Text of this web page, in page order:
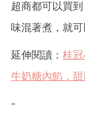
超商都可以買
味混著煮，就
延伸閱讀： 桂
牛奶糖內餡，
-